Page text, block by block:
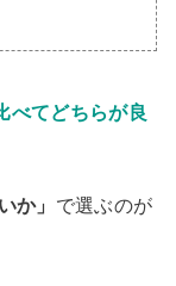
べてどちらが良
か」 で選ぶのが